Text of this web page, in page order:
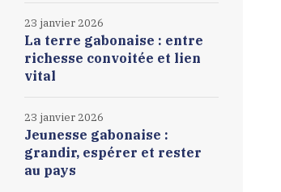
La terre gabonaise : entre
richesse convoitée et lien
vital
23 janvier 2026
Jeunesse gabonaise :
grandir, espérer et rester
au pays
23 janvier 2026